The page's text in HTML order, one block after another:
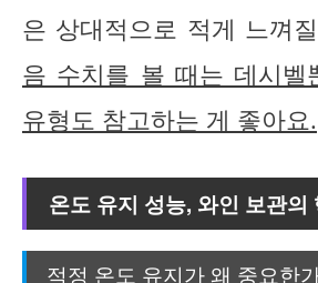
은 상대적으로 적게 느껴
음 수치를 볼 때는 데시벨
유형도 참고하는 게 좋아요.
온도 유지 성능, 와인 보관의
적정 온도 유지가 왜 중요한